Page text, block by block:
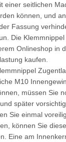
einer seitlichen
können, und
Fassung
Die
Onlineshop in
kaufen.
M10
müssen Sie
später
Sie einmal
können Sie
Eine am